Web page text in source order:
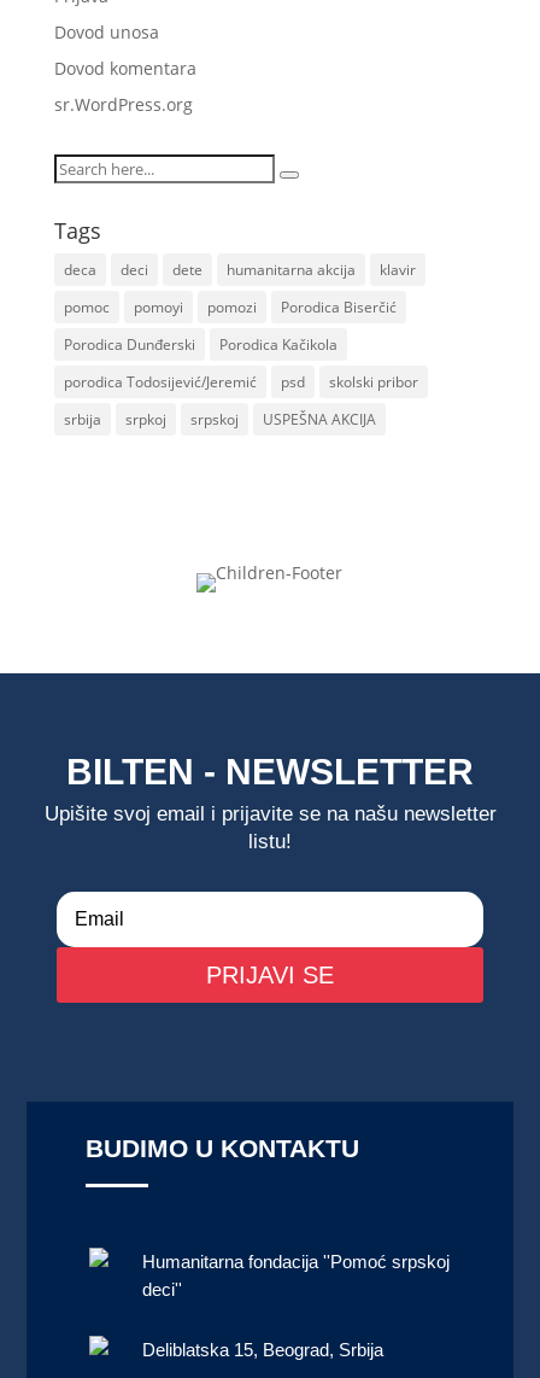
Dovod unosa
Dovod komentara
sr.WordPress.org
Tags
deca deci dete humanitarna akcija
klavir
pomoc
pomoyi pomozi
Porodica Biserčić
Porodica Dunđerski
Porodica Kačikola
porodica Todosijević/Jeremić
psd
skolski pribor
srbija
srpkoj srpskoj USPEŠNA AKCIJA
BILTEN - NEWSLETTER
Upišite svoj email i prijavite se na našu newsletter
listu!
PRIJAVI SE
BUDIMO U KONTAKTU
Humanitarna fondacija ''Pomoć srpskoj
deci''
Deliblatska 15, Beograd, Srbija